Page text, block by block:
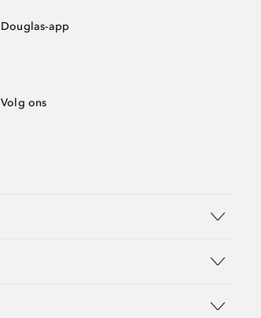
Douglas-app
Volg ons